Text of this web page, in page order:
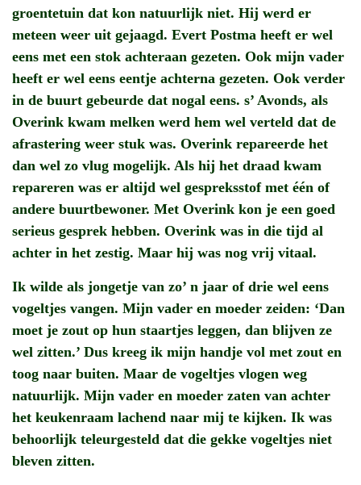
groentetuin dat kon natuurlijk niet. Hij werd er
meteen weer uit gejaagd. Evert Postma heeft er wel
eens met een stok achteraan gezeten. Ook mijn vader
heeft er wel eens eentje achterna gezeten. Ook verder
in de buurt gebeurde dat nogal eens. s’ Avonds, als
Overink kwam melken werd hem wel verteld dat de
afrastering weer stuk was. Overink repareerde het
dan wel zo vlug mogelijk. Als hij het draad kwam
repareren was er altijd wel gespreksstof met één of
andere buurtbewoner. Met Overink kon je een goed
serieus gesprek hebben. Overink was in die tijd al
achter in het zestig. Maar hij was nog vrij vitaal.
Ik wilde als jongetje van zo’ n jaar of drie wel eens
vogeltjes vangen. Mijn vader en moeder zeiden: ‘Dan
moet je zout op hun staartjes leggen, dan blijven ze
wel zitten.’ Dus kreeg ik mijn handje vol met zout en
toog naar buiten. Maar de vogeltjes vlogen weg
natuurlijk. Mijn vader en moeder zaten van achter
het keukenraam lachend naar mij te kijken. Ik was
behoorlijk teleurgesteld dat die gekke vogeltjes niet
bleven zitten.